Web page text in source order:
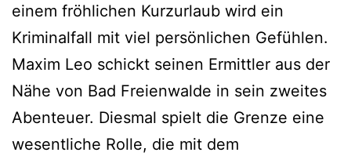
einem fröhlichen Kurzurlaub wird ein
Kriminalfall mit viel persönlichen Gefühlen.
Maxim Leo schickt seinen Ermittler aus der
Nähe von Bad Freienwalde in sein zweites
Abenteuer. Diesmal spielt die Grenze eine
wesentliche Rolle, die mit dem